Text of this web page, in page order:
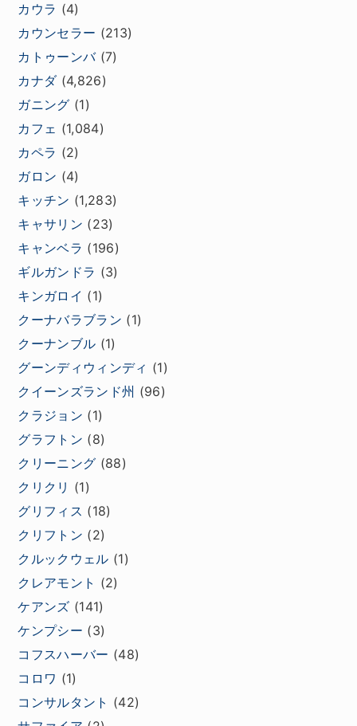
カウラ (4)
カウンセラー (213)
カトゥーンバ(7)
カナダ(4,826)
ガニング (1)
カフェ (1,084)
カペラ (2)
ガロン (4)
キッチン (1,283)
キャサリン (23)
キャンベラ (196)
ギルガンドラ (3)
キンガロイ (1)
クーナバラブラン (1)
クーナンブル (1)
グーンディウィンディ (1)
クイーンズランド州 (96)
クラジョン (1)
グラフトン (8)
クリーニング (88)
クリクリ (1)
グリフィス (18)
クリフトン (2)
クルックウェル (1)
クレアモント (2)
ケアンズ (141)
ケンプシー (3)
コフスハーバー (48)
コロワ (1)
コンサルタント (42)